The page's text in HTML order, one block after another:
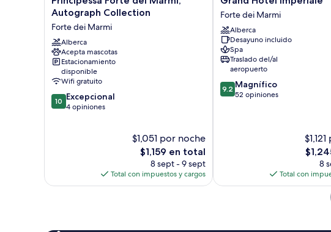
Forte
Marmi,
Autograph
Collection
Forte
dei
Marmi
Autograph Collection
Forte dei Marmi
Alberca
Acepta mascotas
Estacionamiento
disponible
Wifi gratuito
10.0
de
10 Excepcional
4 opiniones
$1,051 por noche
El
precio
actual
es
$1,159 en total
8 sept - 9 sept
Total con impuestos y cargos
Hotel
Imperiale
Forte
dei
Marmi
Forte dei Marmi
Alberca
Desayuno incluido
Spa
Traslado del/al
aeropuerto
9.2
de
9.2 Magnífico
52 opiniones
El
precio
actual
es
8
Total con